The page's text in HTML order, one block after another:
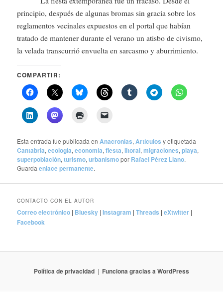
principio, después de algunas bromas sin gracia sobre los
reglamentos vecinales expuestos en el portal que habían
tratado de mantener durante el verano un atisbo de civismo,
la velada transcurrió envuelta en sarcasmo y aburrimiento.
COMPARTIR:
Esta entrada fue publicada enAnacronías,Artículos y etiquetada
Cantabria,ecología,economía,fiesta,litoral,migraciones,playa,
superpoblación,turismo,urbanismopor Rafael Pérez Llano.
Guardaenlace permanente.
CONTACTO CON EL AUTOR
Correo electrónico | Bluesky |Instagram |Threads |eXtwitter |
Facebook
Política de privacidad Funciona gracias a WordPress